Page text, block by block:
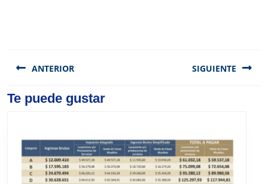
de
ANTERIOR
Previous
SIGUIENTE
Te puede gustar